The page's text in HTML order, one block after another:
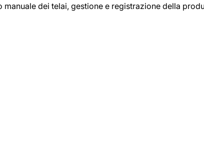
dei telai, gestione e registrazione della